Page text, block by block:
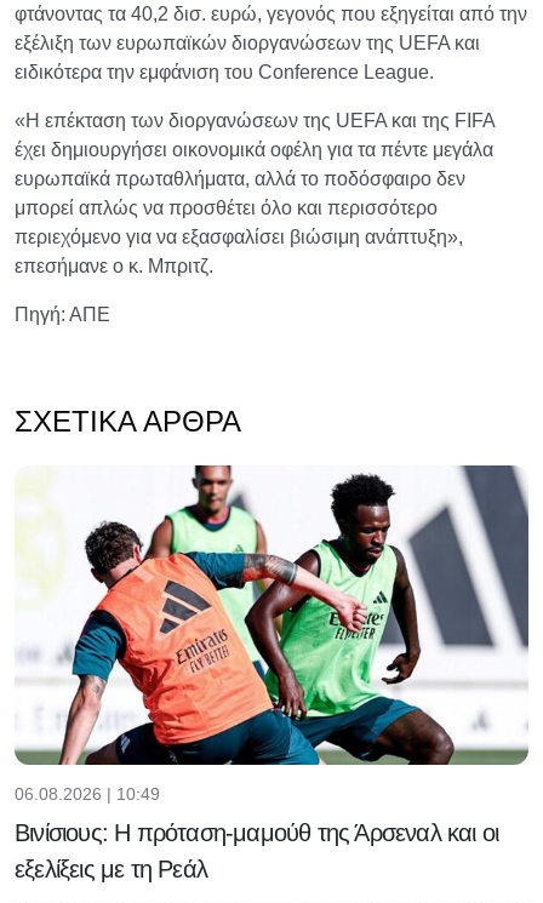
φτάνοντας τα 40,2 δισ. ευρώ, γεγονός που εξηγείται από την
εξέλιξη των ευρωπαϊκών διοργανώσεων της UEFA και
ειδικότερα την εμφάνιση του Conference League.
«Η επέκταση των διοργανώσεων της UEFA και της FIFA
έχει δημιουργήσει οικονομικά οφέλη για τα πέντε μεγάλα
ευρωπαϊκά πρωταθλήματα, αλλά το ποδόσφαιρο δεν
μπορεί απλώς να προσθέτει όλο και περισσότερο
περιεχόμενο για να εξασφαλίσει βιώσιμη ανάπτυξη»,
επεσήμανε ο κ. Μπριτζ.
Πηγή: ΑΠΕ
ΣΧΕΤΙΚΆ ΆΡΘΡΑ
06.08.2026 | 10:49
Βινίσιους: Η πρόταση-μαμούθ της Άρσεναλ και οι
εξελίξεις με τη Ρεάλ